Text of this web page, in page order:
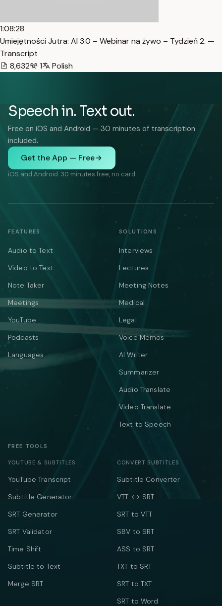
1:08:28
Umiejętności Jutra: AI 3.0 – Webinar na żywo – Tydzień 2. —
Transcript
8,632
1 Polish
Speech in. Text out.
Free on iOS and Android — 30 minutes of transcription
included.
Get the App — Free
iOS and Android. 30 minutes free, no card.
FEATURES
Audio to Text
Video to Text
Note Taker
Meetings
YouTube
Podcasts
Languages
SOLUTIONS
Interviews
Lectures
Meeting Notes
Medical
Legal
Voice Memos
AI Writer
Summarizer
Audio Translate
Video Translate
Text to Speech
FREE TOOLS
YOUTUBE & SUBTITLES
YouTube Transcript
Subtitle Generator
SRT Generator
SRT Validator
Time Shift
Subtitle to Text
Merge SRT
CONVERT SUBTITLES
Subtitle Converter
VTT ↔ SRT
SRT to VTT
SBV to SRT
ASS to SRT
TXT to SRT
SRT to TXT
SRT to Word